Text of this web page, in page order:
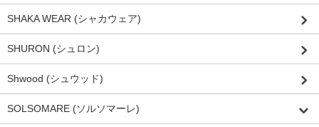
SHAKA WEAR (シャカウェア)
SHURON (シュロン)
Shwood (シュウッド)
SOLSOMARE (ソルソマーレ)